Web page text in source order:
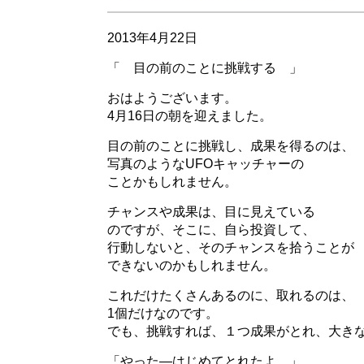
2013年4月22日
「 目の前のことに挑戦する 」
おはようございます。
4月16日の朝を迎えました。
目の前のことに挑戦し、成果を得るのは、
写真のようなUFOキャッチャーの
ことかもしれません。
チャンスや成果は、目に見えている
のですが、そこに、自ら投資して、
行動しないと、そのチャンスを拾うことが
できないのかもしれません。
これだけたくさんあるのに、取れるのは、
1個だけなのです。
でも、挑戦すれば、１つ成果がとれ、大き
「やった―はじめてとれたよ。」